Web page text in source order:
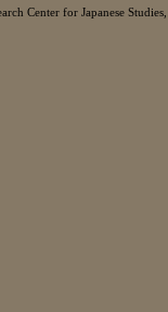
Center for Japanese